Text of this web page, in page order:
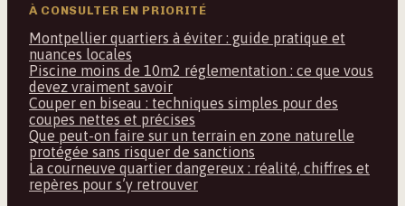
À CONSULTER EN PRIORITÉ
Montpellier quartiers à éviter : guide pratique et
nuances locales
Piscine moins de 10m2 réglementation : ce que vous
devez vraiment savoir
Couper en biseau : techniques simples pour des
coupes nettes et précises
Que peut-on faire sur un terrain en zone naturelle
protégée sans risquer de sanctions
La courneuve quartier dangereux : réalité, chiffres et
repères pour s’y retrouver